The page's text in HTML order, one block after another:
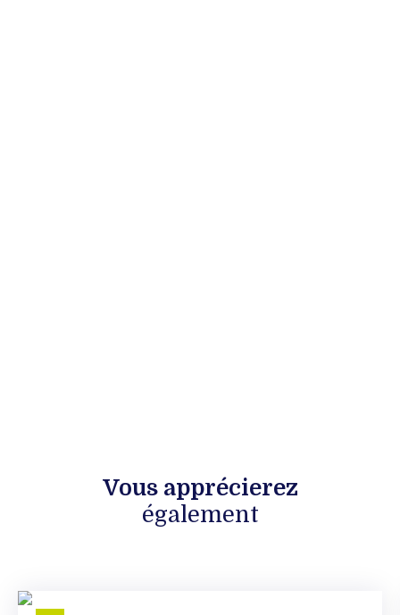
Vous apprécierez
également